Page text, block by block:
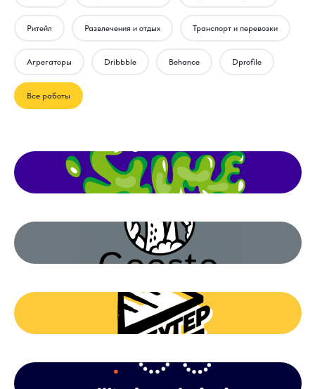
Ритейл Развлечения и отдых Транспорт и перевозки
Агрегаторы Dribbble Behance Dprofile
Все работы